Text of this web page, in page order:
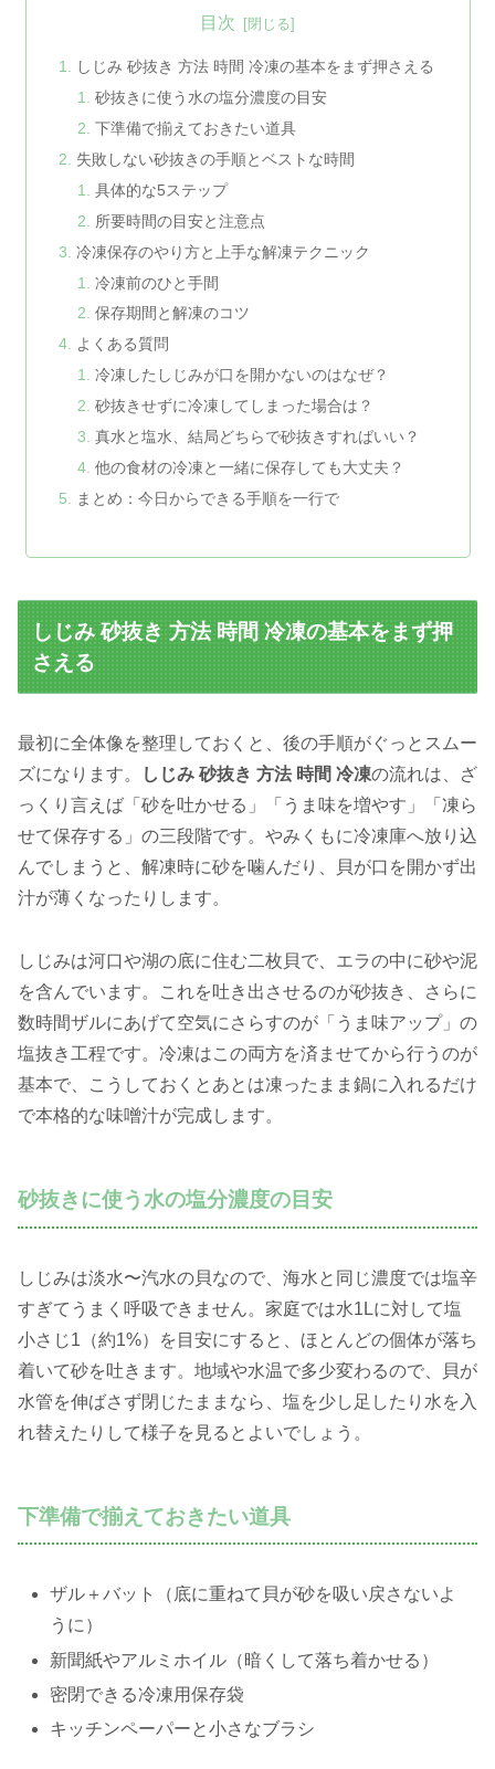
目次
しじみ 砂抜き 方法 時間 冷凍の基本をまず押さえる
砂抜きに使う水の塩分濃度の目安
下準備で揃えておきたい道具
失敗しない砂抜きの手順とベストな時間
具体的な5ステップ
所要時間の目安と注意点
冷凍保存のやり方と上手な解凍テクニック
冷凍前のひと手間
保存期間と解凍のコツ
よくある質問
冷凍したしじみが口を開かないのはなぜ？
砂抜きせずに冷凍してしまった場合は？
真水と塩水、結局どちらで砂抜きすればいい？
他の食材の冷凍と一緒に保存しても大丈夫？
まとめ：今日からできる手順を一行で
しじみ 砂抜き 方法 時間 冷凍の基本をまず押
さえる
最初に全体像を整理しておくと、後の手順がぐっとスムー
ズになります。
しじみ 砂抜き 方法 時間 冷凍の流れは、ざ
っくり言えば「砂を吐かせる」「うま味を増やす」「凍ら
せて保存する」の三段階です。やみくもに冷凍庫へ放り込
んでしまうと、解凍時に砂を噛んだり、貝が口を開かず出
汁が薄くなったりします。
しじみは河口や湖の底に住む二枚貝で、エラの中に砂や泥
を含んでいます。これを吐き出させるのが砂抜き、さらに
数時間ザルにあげて空気にさらすのが「うま味アップ」の
塩抜き工程です。冷凍はこの両方を済ませてから行うのが
基本で、こうしておくとあとは凍ったまま鍋に入れるだけ
で本格的な味噌汁が完成します。
砂抜きに使う水の塩分濃度の目安
しじみは淡水〜汽水の貝なので、海水と同じ濃度では塩辛
すぎてうまく呼吸できません。家庭では水1Lに対して塩
小さじ1（約1%）を目安にすると、ほとんどの個体が落ち
着いて砂を吐きます。地域や水温で多少変わるので、貝が
水管を伸ばさず閉じたままなら、塩を少し足したり水を入
れ替えたりして様子を見るとよいでしょう。
下準備で揃えておきたい道具
ザル＋バット（底に重ねて貝が砂を吸い戻さないよ
うに）
新聞紙やアルミホイル（暗くして落ち着かせる）
密閉できる冷凍用保存袋
キッチンペーパーと小さなブラシ